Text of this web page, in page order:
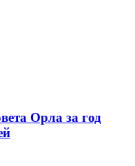
Орла за год